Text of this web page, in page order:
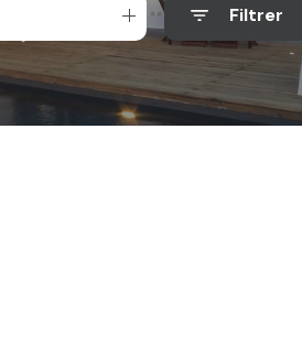
Filtrer